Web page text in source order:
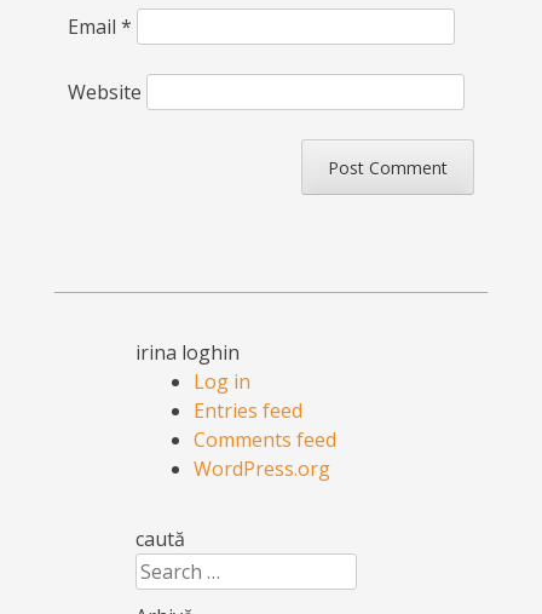
Email *
Website
irina loghin
Log in
Entries feed
Comments feed
WordPress.org
caută
Search